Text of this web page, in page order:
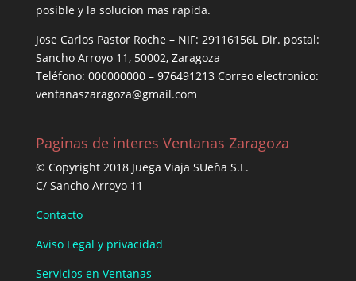
posible y la solucion mas rapida.
Jose Carlos Pastor Roche – NIF: 29116156L Dir. postal:
Sancho Arroyo 11, 50002, Zaragoza
Teléfono: 000000000 – 976491213 Correo electronico:
ventanaszaragoza@gmail.com
Paginas de interes Ventanas Zaragoza
© Copyright 2018 Juega Viaja SUeña S.L.
C/ Sancho Arroyo 11
Contacto
Aviso Legal y privacidad
Servicios en Ventanas